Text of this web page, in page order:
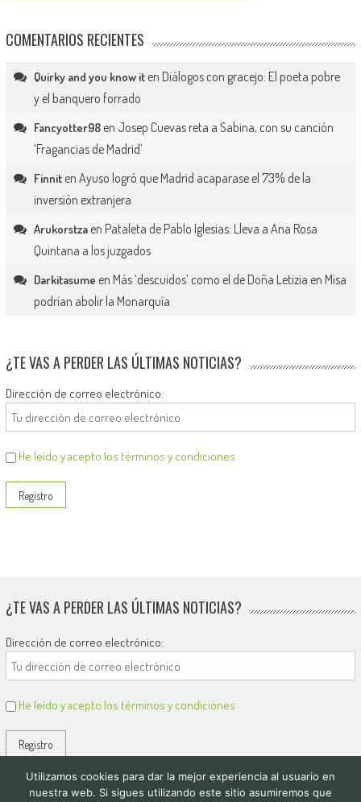
COMENTARIOS RECIENTES
Quirky and you know iten Diálogos con gracejo: El poeta pobre
y el banquero forrado
Fancyotter98en Josep Cuevas reta a Sabina, con su canción
‘Fragancias de Madrid’
Finniten Ayuso logró que Madrid acaparase el 73% de la
inversión extranjera
Arukorstzaen Pataleta de Pablo Iglesias: Lleva a Ana Rosa
Quintana a los juzgados
Darkitasume en Más ‘descuidos’ como el de Doña Letizia en Misa
podrían abolir la Monarquía
¿TE VAS A PERDER LAS ÚLTIMAS NOTICIAS?
Dirección de correo electrónico:
He leído y acepto los términos y condiciones
¿TE VAS A PERDER LAS ÚLTIMAS NOTICIAS?
Dirección de correo electrónico:
He leído y acepto los términos y condiciones
Utilizamos cookies para dar la mejor experiencia al usuario en
nuestra web. Si sigues utilizando este sitio asumiremos que